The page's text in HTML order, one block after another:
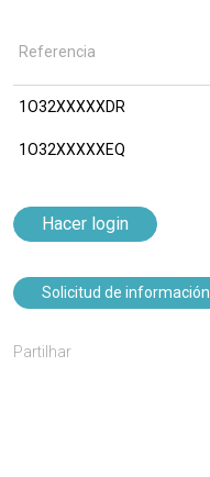
Referencia
1O32XXXXXDR
1O32XXXXXEQ
Hacer login
Solicitud de información
Partilhar